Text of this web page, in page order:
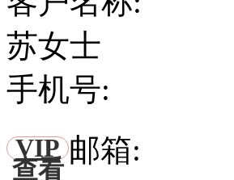
苏女士
手机号:
VIP
查看
邮箱: